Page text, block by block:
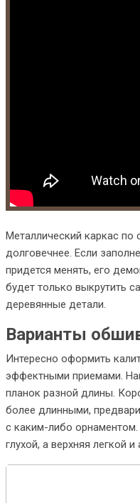
Металлический каркас
долговечнее. Если
придется менять, его
будет только выкрутить
деревянные детали.
Варианты
Интересно оформить
эффектными приемами.
планок разной длины.
более длинными,
с каким-либо орнаментом.
глухой, а верхняя легкой и